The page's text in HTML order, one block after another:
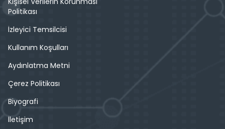
Politikası
İzleyici Temsilcisi
Kullanım Koşulları
Aydınlatma Metni
Çerez Politikası
Biyografi
İletişim